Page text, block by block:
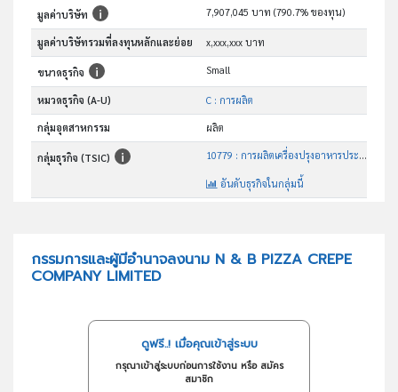
มูลค่าบริษัท 7,907,045 บาท (790.7% ของทุน)
มูลค่าบริษัทรวมที่ลงทุนหลักและย่อย x,xxx,xxx บาท
ขนาดธุรกิจ Small
หมวดธุรกิจ (A-U) C : การผลิต
กลุ่มอุตสาหกรรม ผลิต
กลุ่มธุรกิจ (TSIC) 10779 : การผลิตเครื่องปรุงอาหารประจำโต๊ะและเครื่องประกอบอาหาร อื่น ๆ ซึ่งมิได้จัดประเภทไว้ในที่อื่น
อันดับธุรกิจในกลุ่มนี้
กรรมการและผู้มีอำนาจลงนาม N & B PIZZA CREPE
COMPANY LIMITED
ดูฟรี..! เมื่อคุณเข้าสู่ระบบ
กรุณาเข้าสู่ระบบก่อนการใช้งาน หรือ สมัคร
สมาชิก